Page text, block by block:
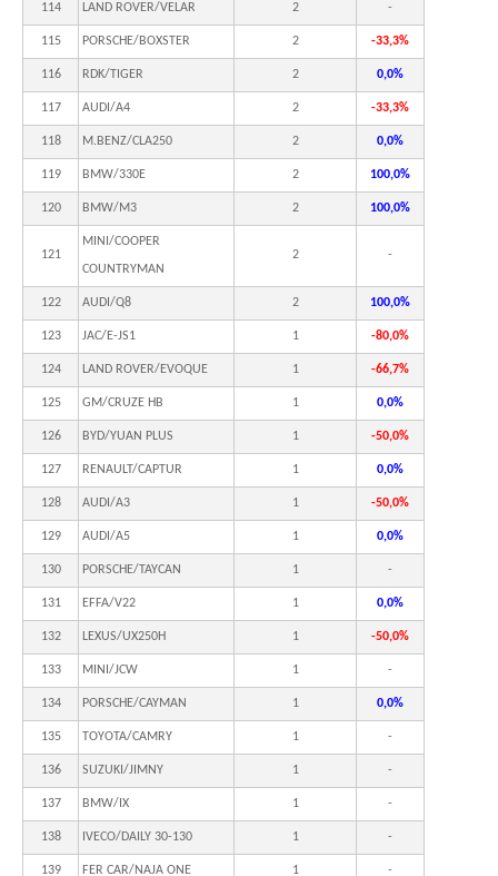
114 LAND ROVER/VELAR 2 -
115 PORSCHE/BOXSTER 2 -33,3%
116 RDK/TIGER 2 0,0%
117 AUDI/A4 2 -33,3%
118 M.BENZ/CLA250 2 0,0%
119 BMW/330E 2 100,0%
120 BMW/M3 2 100,0%
121
MINI/COOPER
COUNTRYMAN
2 -
122 AUDI/Q8 2 100,0%
123 JAC/E-JS1 1 -80,0%
124 LAND ROVER/EVOQUE 1 -66,7%
125 GM/CRUZE HB 1 0,0%
126 BYD/YUAN PLUS 1 -50,0%
127 RENAULT/CAPTUR 1 0,0%
128 AUDI/A3 1 -50,0%
129 AUDI/A5 1 0,0%
130 PORSCHE/TAYCAN 1 -
131 EFFA/V22 1 0,0%
132 LEXUS/UX250H 1 -50,0%
133 MINI/JCW 1 -
134 PORSCHE/CAYMAN 1 0,0%
135 TOYOTA/CAMRY 1 -
136 SUZUKI/JIMNY 1 -
137 BMW/IX 1 -
138 IVECO/DAILY 30-130 1 -
139 FER CAR/NAJA ONE 1 -